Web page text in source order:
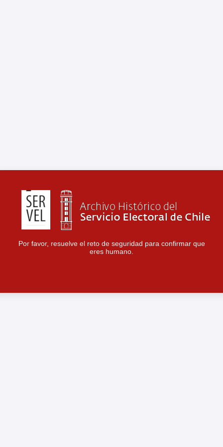
Por favor, resuelve el reto de seguridad para confirmar que
eres humano.